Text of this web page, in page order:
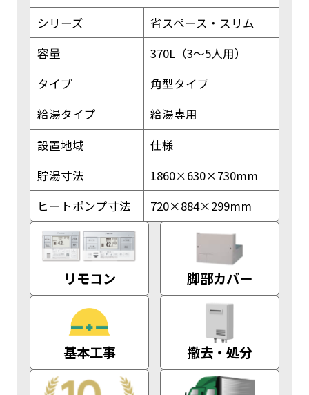
シリーズ
省スペース・スリム
容量
370L（3～5人用）
タイプ
角型タイプ
給湯タイプ
給湯専用
設置地域
仕様
貯湯寸法
1860×630×730mm
ヒートポンプ寸法
720×884×299mm
リモコン 脚部カバー
基本工事 撤去・処分